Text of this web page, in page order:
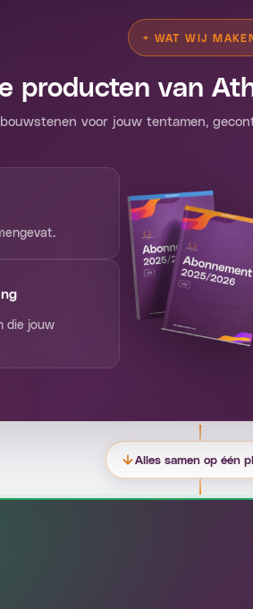
+ WAT WIJ
producten van
voor jouw tentamen,
die jouw
Alles samen op één